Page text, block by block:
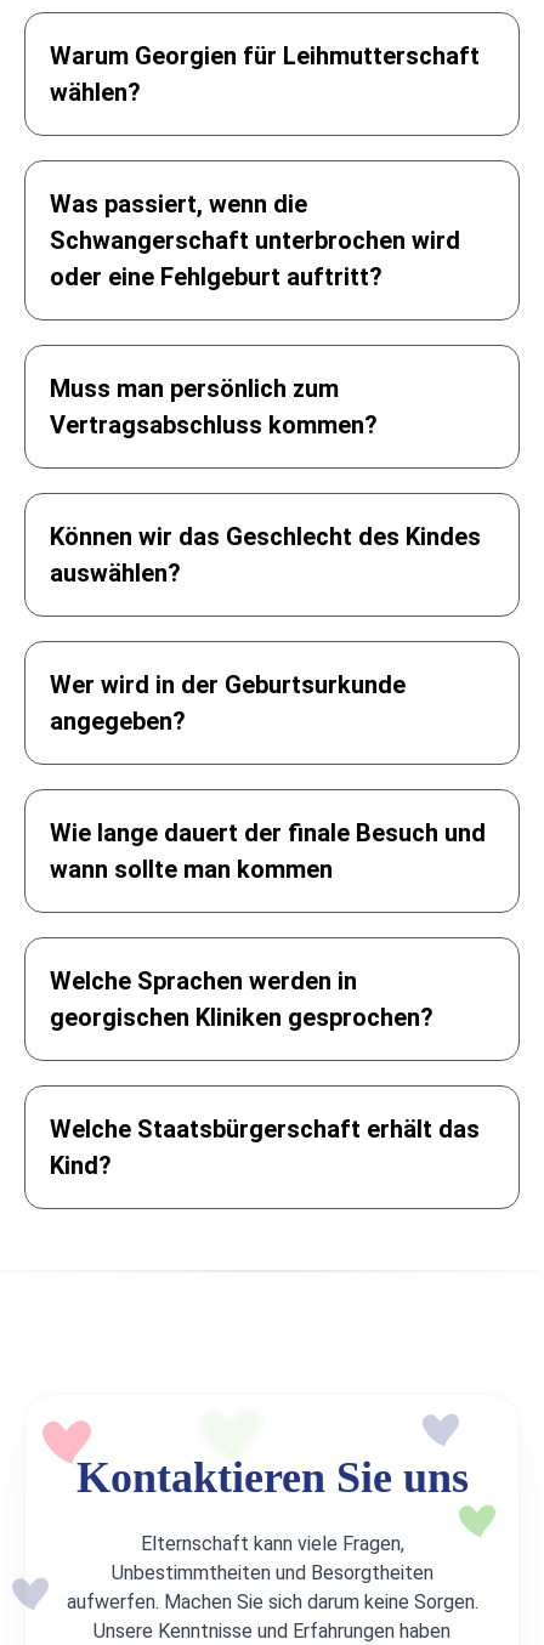
4.000 €
€
450 €
400 €
500 €
500 € / Jahr
200
€ / Jahr
Warum Georgien für Leihmutterschaft
wählen?
Was passiert, wenn die
Schwangerschaft unterbrochen wird
oder eine Fehlgeburt auftritt?
Muss man persönlich zum
Vertragsabschluss kommen?
Können wir das Geschlecht des Kindes
auswählen?
Wer wird in der Geburtsurkunde
angegeben?
Wie lange dauert der finale Besuch und
wann sollte man kommen
Welche Sprachen werden in
georgischen Kliniken gesprochen?
Welche Staatsbürgerschaft erhält das
Kind?
Kontaktieren Sie uns
Elternschaft kann viele Fragen,
Unbestimmtheiten und Besorgtheiten
aufwerfen. Machen Sie sich darum keine Sorgen.
Unsere Kenntnisse und Erfahrungen haben